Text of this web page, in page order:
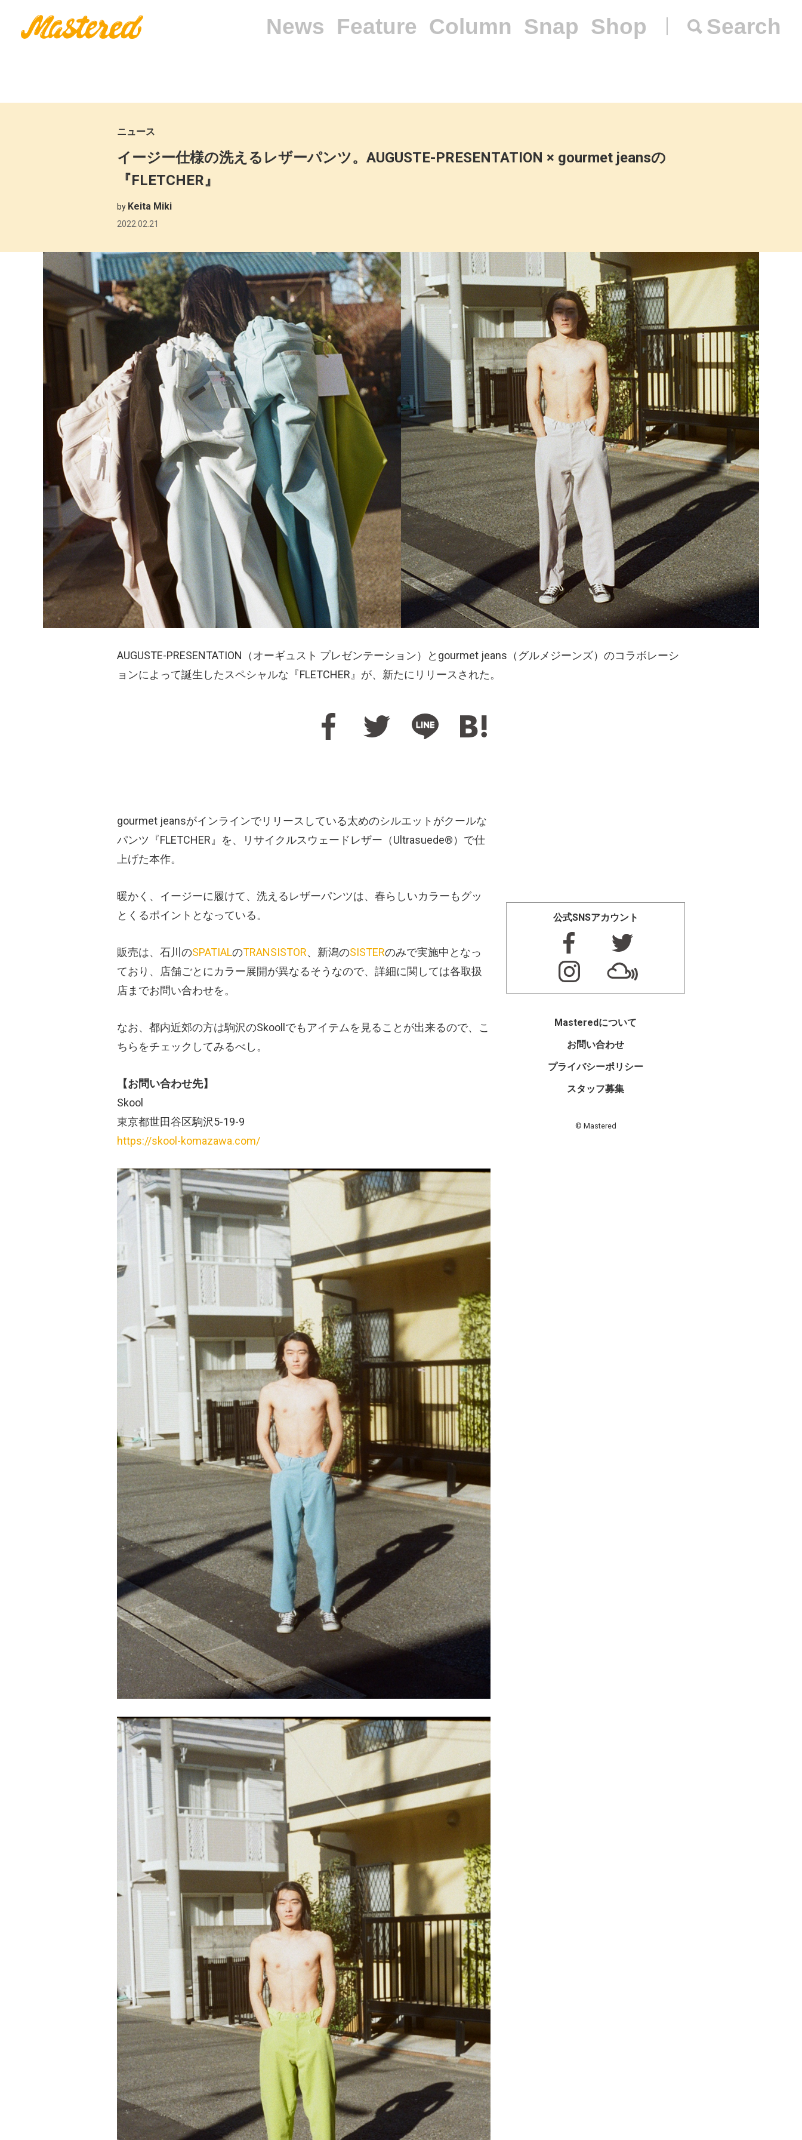
News Feature Column Snap Shop Search
ニュース
イージー仕様の洗えるレザーパンツ。AUGUSTE-PRESENTATION × gourmet jeansの
『FLETCHER』
by Keita Miki
2022.02.21
AUGUSTE-PRESENTATION（オーギュスト プレゼンテーション）とgourmet jeans（グルメジーンズ）のコラボレーシ
ョンによって誕生したスペシャルな『FLETCHER』が、新たにリリースされた。
gourmet jeansがインラインでリリースしている太めのシルエットがクールな
パンツ『FLETCHER』を、リサイクルスウェードレザー（Ultrasuede®︎）で仕
上げた本作。
暖かく、イージーに履けて、洗えるレザーパンツは、春らしいカラーもグッ
とくるポイントとなっている。
販売は、石川のSPATIALのTRANSISTOR、新潟のSISTERのみで実施中となっ
ており、店舗ごとにカラー展開が異なるそうなので、詳細に関しては各取扱
店までお問い合わせを。
なお、都内近郊の方は駒沢のSkoollでもアイテムを見ることが出来るので、こ
ちらをチェックしてみるべし。
【お問い合わせ先】
Skool
東京都世田谷区駒沢5-19-9
https://skool-komazawa.com/
公式SNSアカウント
Masteredについて
お問い合わせ
プライバシーポリシー
スタッフ募集
© Mastered